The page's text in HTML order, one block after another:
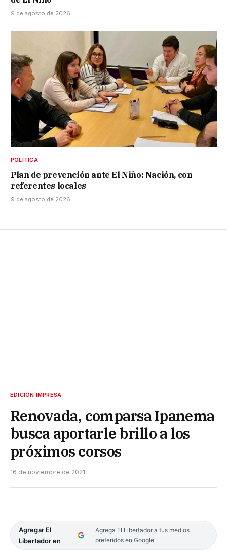
9 de agosto de 2026
POLÍTICA
Plan de prevención ante El Niño: Nación, con
referentes locales
9 de agosto de 2026
EDICIÓN IMPRESA
Renovada, comparsa Ipanema
busca aportarle brillo a los
próximos corsos
16 de noviembre de 2021
Agregar El
Libertador en
Agrega El Libertador a tus medios
preferidos en Google